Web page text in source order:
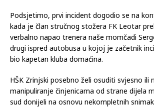
Podsjetimo, prvi incident dogodio se na
kada je član stručnog stožera FK Leotar
verbalno napao trenera naše momčadi
drugi ispred autobusa u kojoj je začetnik
bio kapetan kluba domaćina.
HŠK Zrinjski posebno želi osuditi svjesno ili
manipuliranje činjenicama od strane dijela
sud donijeli na osnovu nekompletnih